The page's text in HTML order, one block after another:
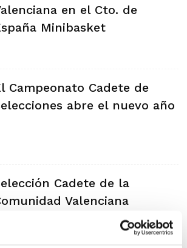
en el Cto. de
Minibasket
Campeonato Cadete de
abre el nuevo año
Cadete de la
Valenciana